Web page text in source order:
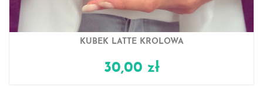
KUBEK LATTE KRÓLOWA
30,00 zł